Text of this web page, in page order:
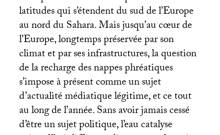
latitudes qui s’étendent du sud de l’Europe
au nord du Sahara. Mais jusqu’au cœur de
l’Europe, longtemps préservée par son
climat et par ses infrastructures, la question
de la recharge des nappes phréatiques
s’impose à présent comme un sujet
d’actualité médiatique légitime, et ce tout
au long de l’année. Sans avoir jamais cessé
d’être un sujet politique, l’eau catalyse